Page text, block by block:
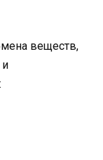
веществ,
и